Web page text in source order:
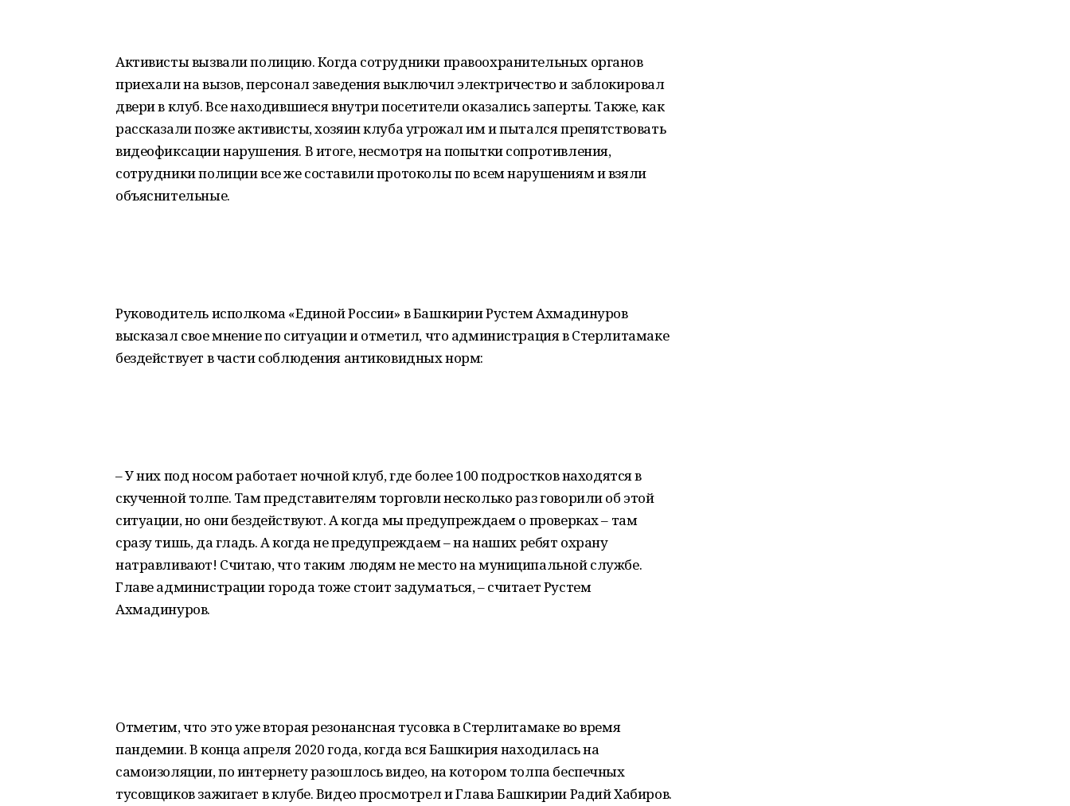
Активисты вызвали полицию. Когда сотрудники правоохранительных органов
приехали на вызов, персонал заведения выключил электричество и заблокировал
двери в клуб. Все находившиеся внутри посетители оказались заперты. Также, как
рассказали позже активисты, хозяин клуба угрожал им и пытался препятствовать
видеофиксации нарушения. В итоге, несмотря на попытки сопротивления,
сотрудники полиции все же составили протоколы по всем нарушениям и взяли
объяснительные.
Руководитель исполкома «Единой России» в Башкирии Рустем Ахмадинуров
высказал свое мнение по ситуации и отметил, что администрация в Стерлитамаке
бездействует в части соблюдения антиковидных норм:
– У них под носом работает ночной клуб, где более 100 подростков находятся в
скученной толпе. Там представителям торговли несколько раз говорили об этой
ситуации, но они бездействуют. А когда мы предупреждаем о проверках – там
сразу тишь, да гладь. А когда не предупреждаем – на наших ребят охрану
натравливают! Считаю, что таким людям не место на муниципальной службе.
Главе администрации города тоже стоит задуматься, – считает Рустем
Ахмадинуров.
Отметим, что это уже вторая резонансная тусовка в Стерлитамаке во время
пандемии. В конца апреля 2020 года, когда вся Башкирия находилась на
самоизоляции, по интернету разошлось видео, на котором толпа беспечных
тусовщиков зажигает в клубе. Видео просмотрел и Глава Башкирии Радий Хабиров.